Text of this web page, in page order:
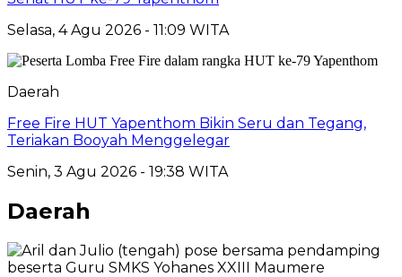
Selasa, 4 Agu 2026 - 11:09 WITA
Daerah
Free Fire HUT Yapenthom Bikin Seru dan Tegang,
Teriakan Booyah Menggelegar
Senin, 3 Agu 2026 - 19:38 WITA
Daerah